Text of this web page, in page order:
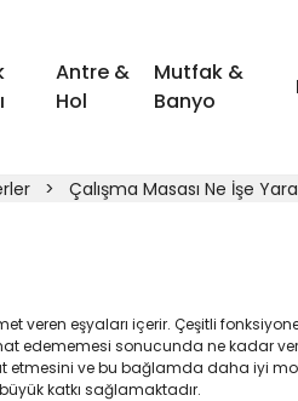
Antre &
Hol
Mutfak &
Banyo
Çalışma Masası Ne İşe
eşyaları içerir. Çeşitli
edememesi sonucunda ne kadar
ve bu bağlamda daha iyi
katkı sağlamaktadır.